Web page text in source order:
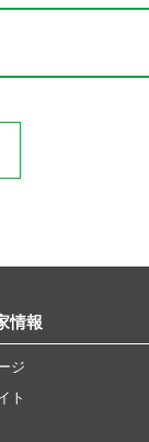
情報
ジ
ト